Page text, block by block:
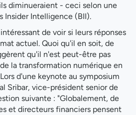
diminueraient - ceci selon une
Insider Intelligence (BII).
de voir si leurs réponses
actuel. Quoi qu'il en soit, de
qu'il n'est peut-être pas
la transformation numérique en
d'une keynote au symposium
Sribar, vice-président senior de
suivante : "Globalement, de
et directeurs financiers pensent